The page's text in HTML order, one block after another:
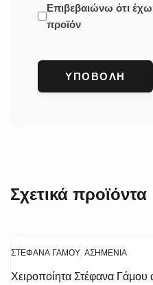
Επιβεβαιώνω ότι
προϊόν
Σχετικά προϊόντα
ΣΤΈΦΑΝΑ ΓΆΜΟΥ ΑΣΗΜΈΝΙΑ
Χειροποίητα Στέφανα